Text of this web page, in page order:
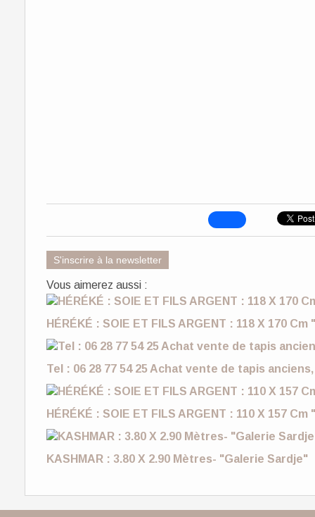
S'inscrire à la newsletter
Vous aimerez aussi :
HÉRÉKÉ : SOIE ET FILS ARGENT : 118 X 170
Tel : 06 28 77 54 25 Achat vente de tapis
HÉRÉKÉ : SOIE ET FILS ARGENT : 110 X 157
KASHMAR : 3.80 X 2.90 Mètres- "Galerie Sardje"